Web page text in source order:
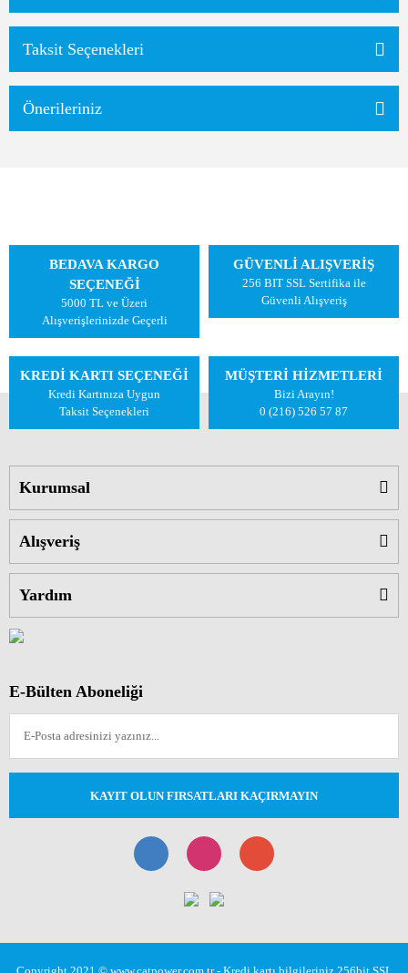
Taksit Seçenekleri
Önerileriniz
BEDAVA KARGO
SEÇENEĞİ
5000 TL ve Üzeri
Alışverişlerinizde Geçerli
GÜVENLİ ALIŞVERİŞ
256 BIT SSL Sertifika ile
Güvenli Alışveriş
KREDİ KARTI SEÇENEĞİ
Kredi Kartınıza Uygun
Taksit Seçenekleri
MÜŞTERİ HİZMETLERİ
Bizi Arayın!
0 (216) 526 57 87
Kurumsal
Alışveriş
Yardım
E-Bülten Aboneliği
KAYIT OLUN FIRSATLARI KAÇIRMAYIN
Copyright 2021 © www.catpower.com.tr - Kredi kartı bilgileriniz 256bit SSL